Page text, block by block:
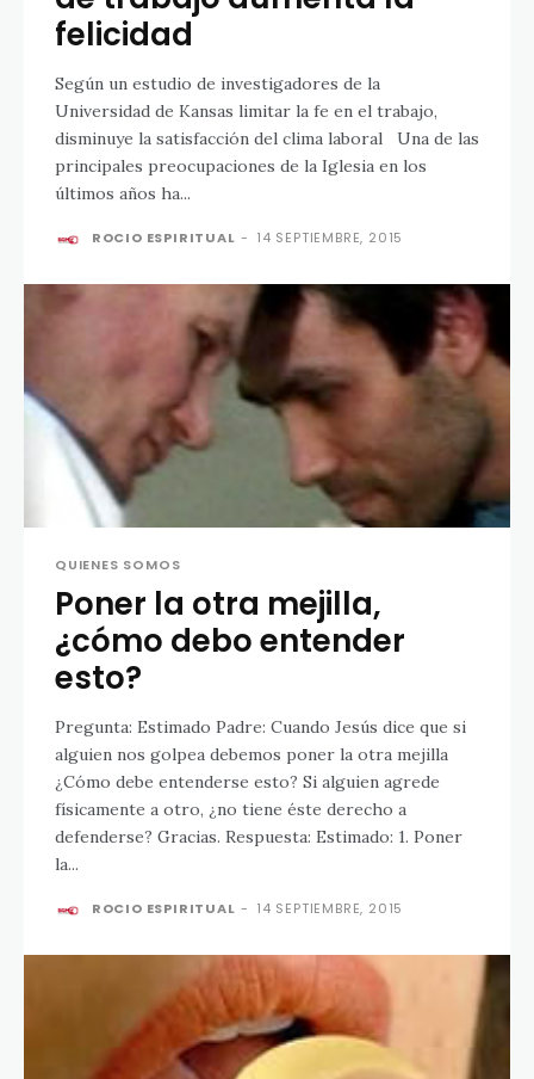
felicidad
Según un estudio de investigadores de la
Universidad de Kansas limitar la fe en el trabajo,
disminuye la satisfacción del clima laboral Una de las
principales preocupaciones de la Iglesia en los
últimos años ha...
ROCIO ESPIRITUAL - 14 SEPTIEMBRE, 2015
QUIENES SOMOS
Poner la otra mejilla,
¿cómo debo entender
esto?
Pregunta: Estimado Padre: Cuando Jesús dice que si
alguien nos golpea debemos poner la otra mejilla
¿Cómo debe entenderse esto? Si alguien agrede
físicamente a otro, ¿no tiene éste derecho a
defenderse? Gracias. Respuesta: Estimado: 1. Poner
la...
ROCIO ESPIRITUAL - 14 SEPTIEMBRE, 2015